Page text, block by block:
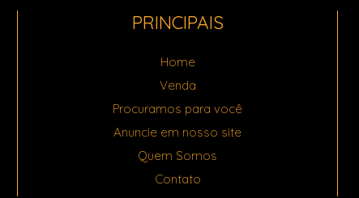
PRINCIPAIS
Home
Venda
Procuramos para você
Anuncie em nosso site
Quem Somos
Contato